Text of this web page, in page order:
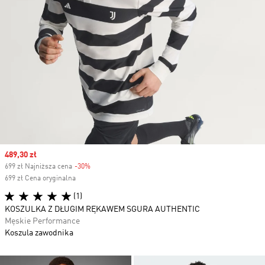
Sale price
489,30 zł
699 zł Najniższa cena -30%
699 zł Cena oryginalna
(1)
KOSZULKA Z DŁUGIM RĘKAWEM SGURA AUTHENTIC
Męskie Performance
Koszula zawodnika